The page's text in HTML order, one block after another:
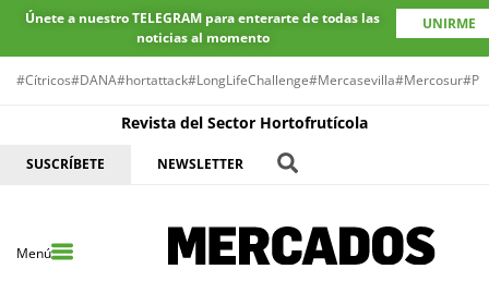
Únete a nuestro TELEGRAM para enterarte de todas las
noticias al momento
UNIRME
#Cítricos#DANA#hortattack#LongLifeChallenge#Mercasevilla#Mercosur
Revista del Sector Hortofrutícola
SUSCRÍBETE NEWSLETTER
Menú